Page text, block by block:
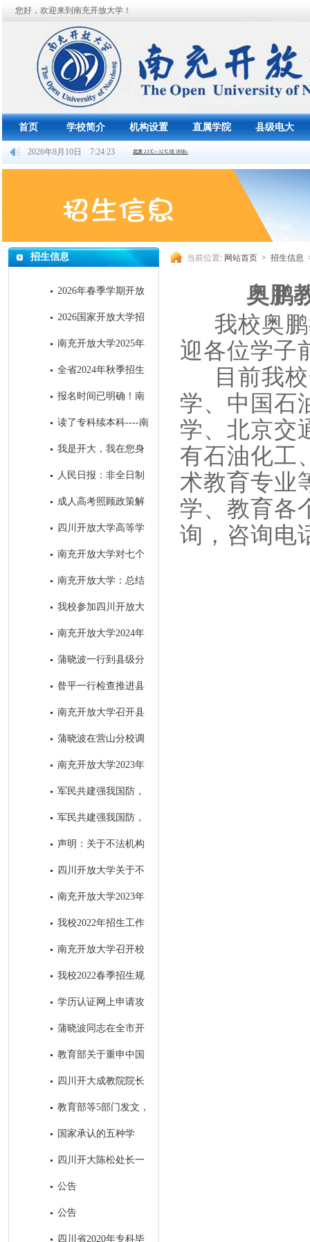
您好，欢迎来到南充开放大学！
首页 学校简介 机构设置 直属学院 县级电大
2026年8月10日 7:24:24
招生信息
2026年春季学期开放
教育招生简章
2026国家开放大学招
南充开放大学2025年
全省2024年秋季招生
工作研究部署会在我校召开
报名时间已明确！南
充这所大学在等你
读了专科续本科----南
充开放大学成为求学者首选的学
我是开大，我在您身
人民日报：非全日制
学历一律同等对待!在职学历教
成人高考照顾政策解
四川开放大学高等学
历继续教育退役士兵招生宣传专
南充开放大学对七个
县级分校开展“达标工程”实地验
南充开放大学：总结
去年系统工作 擂响今年春招战
我校参加四川开放大
学举办的全省招生宣传微视频大
南充开放大学2024年
蒲晓波一行到县级分
校检查指导“达标工程”和教务工
昝平一行检查推进县
级分校“达标工程”暨教务工作
南充开放大学召开县
级分校达标工程初审通报会 ​
蒲晓波在营山分校调
研推进秋招工作
南充开放大学2023年
秋季招生进入尾声
军民共建强我国防，
南充开大办“拥军班” ----南充开
仪式圆满举行
军民共建强我国防，
南充开大办“拥军班” ----南充开
仪式圆满举行
声明：关于不法机构
冒用我校名义进行虚假招生的郑
四川开放大学关于不
法机构冒用我校名义进行虚假招
南充开放大学2023年
春季招生简章
我校2022年招生工作
取得历史性突破
南充开放大学召开校
本部2022年秋季招生工作会
我校2022春季招生规
模名列全省市州开大第一名
学历认证网上申请攻
蒲晓波同志在全市开
大系统招生会议上的讲话
教育部关于重申中国
高等教育学生信息网是学历证书
四川开大成教院院长
帅勇一行到我校考察调研
教育部等5部门发文，
加强高等学历继续教育广告发布
国家承认的五种学
历，分别是什么？
四川开大陈松处长一
行到我校考察调研招生工作
公告
公告
四川省2020年专科毕
当前位置: 网站首页 > 招生信息
奥鹏
我校奥鹏
迎各位学子
目前我校
学、中国石
学、北京交
有石油化工
术教育专业
学、教育各
询，咨询电